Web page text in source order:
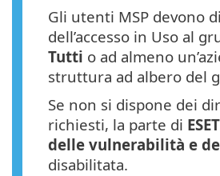
Gli utenti MSP devono
dell’accesso in Uso al
Tutti o ad almeno
struttura ad albero del
Se non si dispone dei
richiesti, la parte di
delle vulnerabilità e
disabilitata.